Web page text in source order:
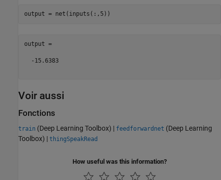
output =
  -15.6383
Voir aussi
Fonctions
train (Deep Learning Toolbox) | feedforwardnet (Deep Learning
Toolbox) | thingSpeakRead
How useful was this information?